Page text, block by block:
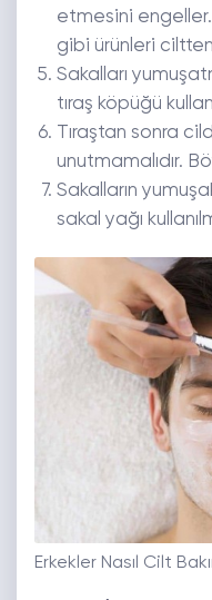
etmesini
gibi ürünleri ciltten
Sakalları
tıraş köpüğü
Tıraştan sonra
unutmamalıdır.
Sakalların
sakal yağı
Erkekler Nasıl Cilt